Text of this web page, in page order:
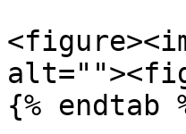
{% endtab